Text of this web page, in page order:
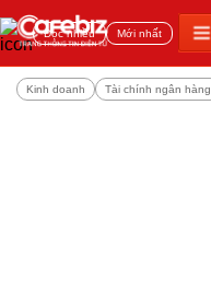
Đọc nhiều Mới nhất
Kinh doanh Tài chính ngân hàng